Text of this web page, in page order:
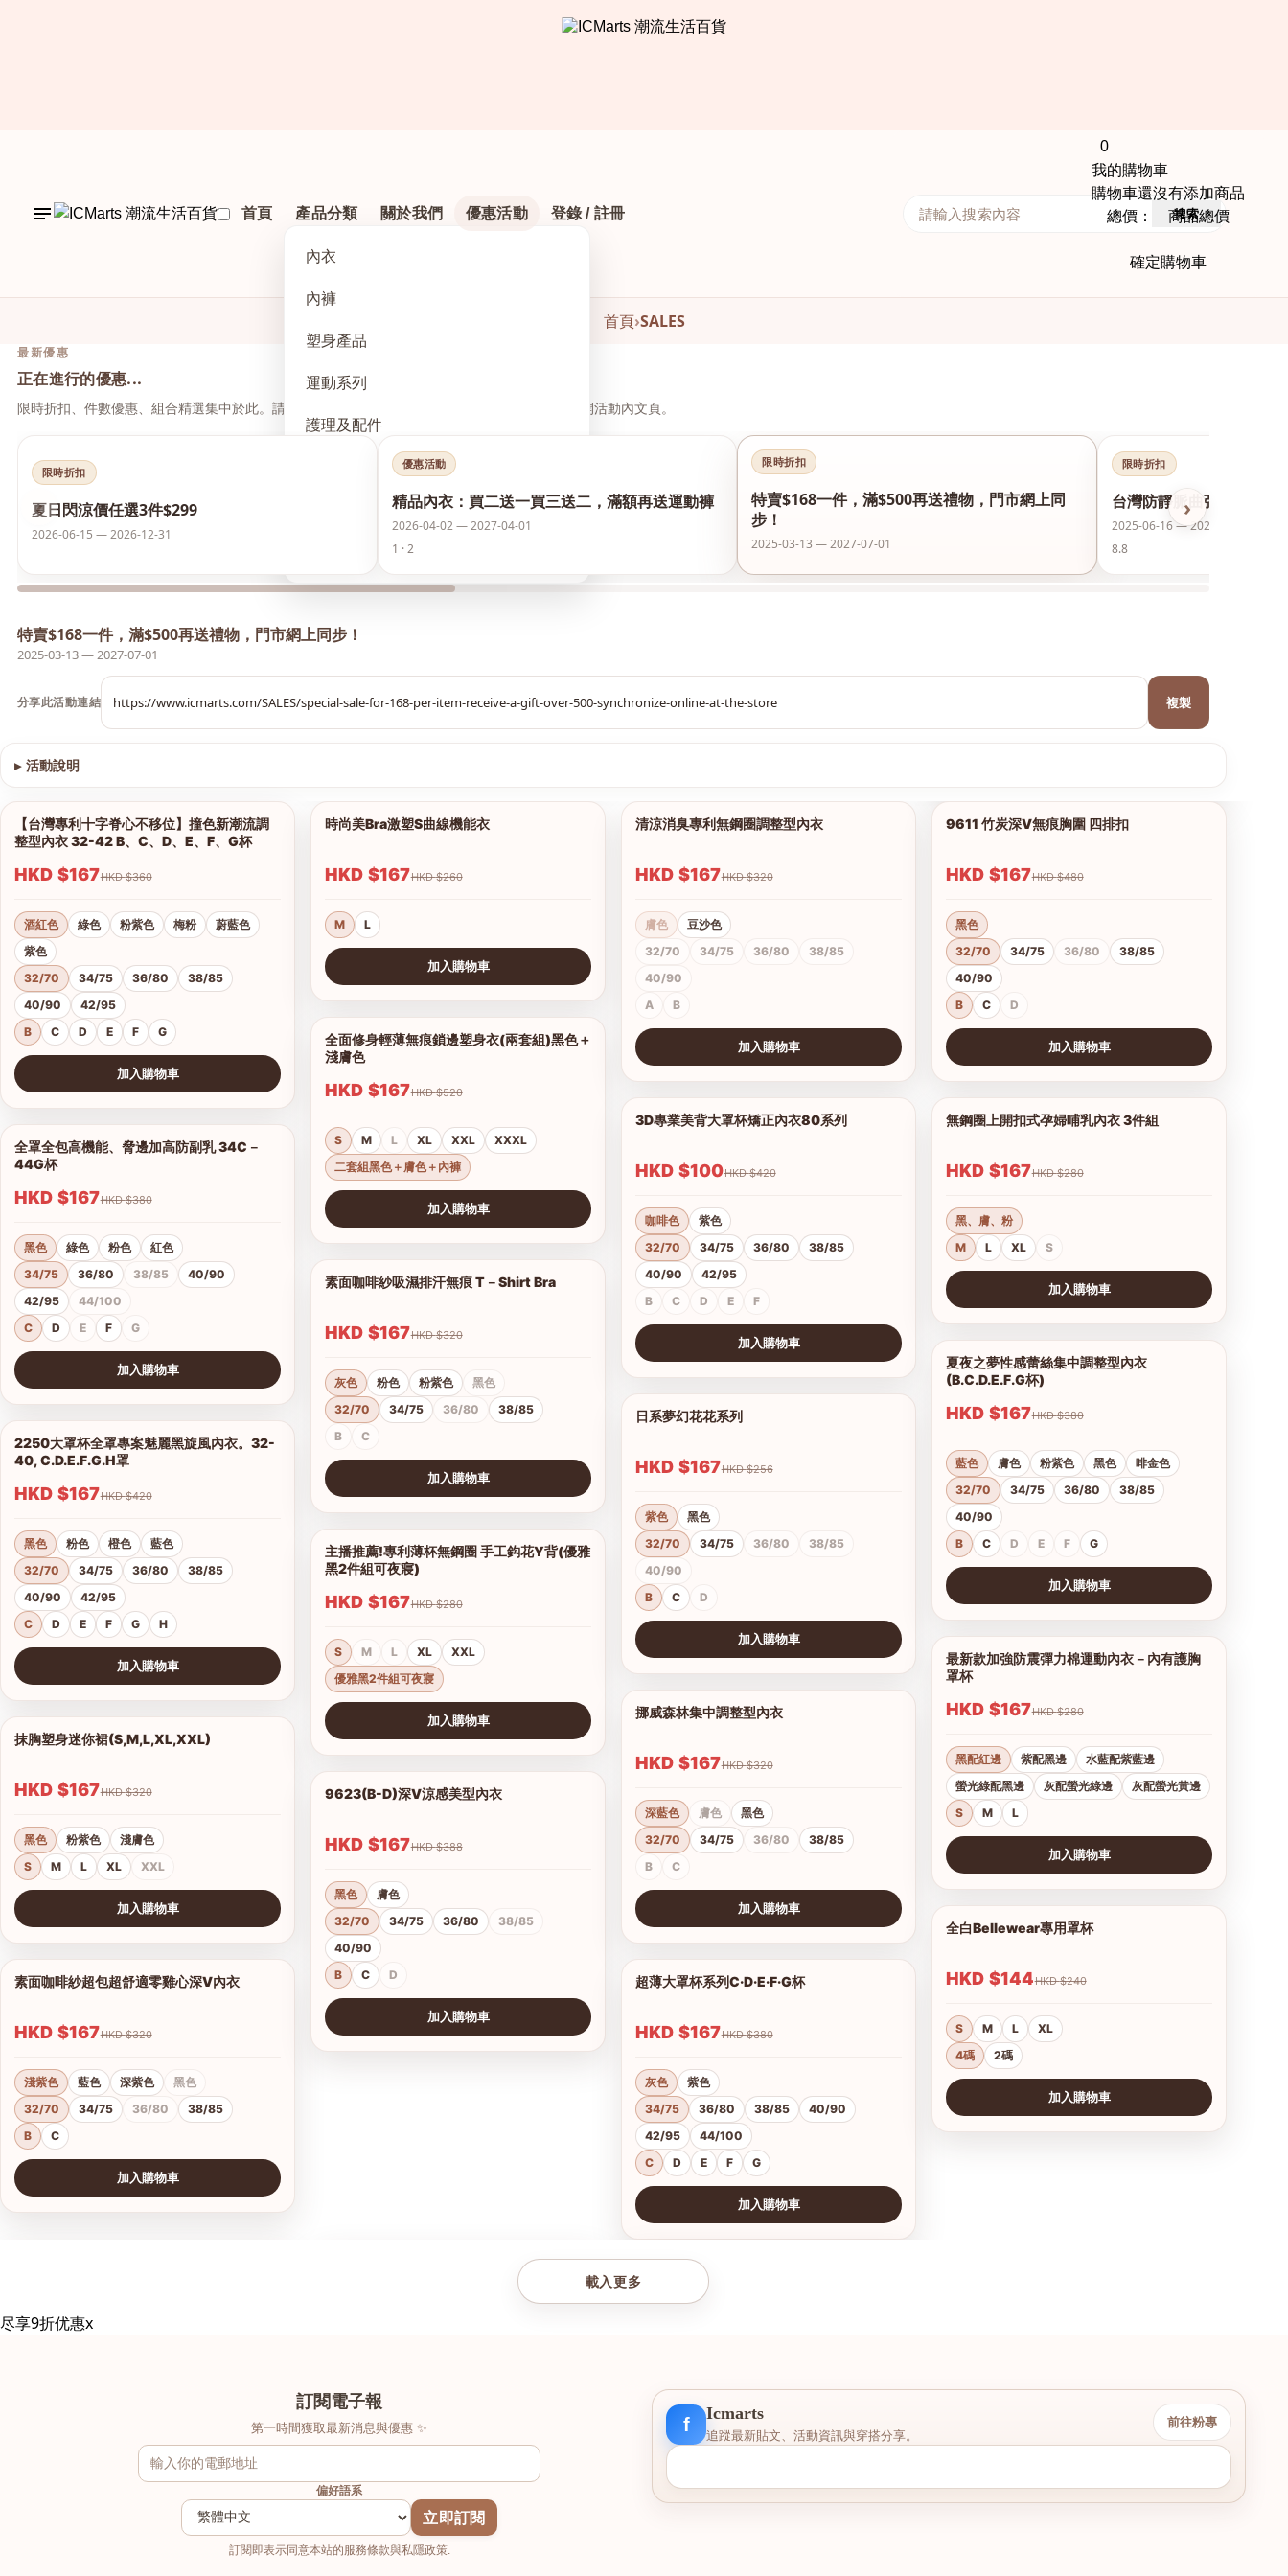
首頁 產品分類
內衣
內褲
塑身產品
運動系列
護理及配件
夏日閃涼價 任選3件$299
關於我們 優惠活動 登錄 / 註冊
0
我的購物車
購物車還沒有添加商品
總價： 商品總價
確定購物車
搜索
首頁›SALES
最新優惠
正在進行的優惠...
限時折扣、件數優惠、組合精選集中於此。請先點上方活動，再於本頁下方瀏覽與下單，無需另開活動內文頁。
‹ ›
限時折扣
夏日閃涼價任選3件$299
2026-06-15 — 2026-12-31
優惠活動
精品內衣：買二送一買三送二，滿額再送運動褲
2026-04-02 — 2027-04-01
1 · 2
限時折扣
特賣$168一件，滿$500再送禮物，門市網上同
步！
2025-03-13 — 2027-07-01
限時折扣
台灣防靜脈曲張襪保護美
2025-06-16 — 2026-12-31
8.8
特賣$168一件，滿$500再送禮物，門市網上同步！
2025-03-13 — 2027-07-01
分享此活動連結 複製
▸ 活動說明
1/12
查看圖片
【台灣專利十字脊心不移位】撞色新潮流調
整型內衣 32-42 B、C、D、E、F、G杯
HKD $167 HKD $360
酒紅色 綠色 粉紫色 梅粉
蔚藍色
紫色
32/70
34/75 36/80
38/85
40/90
42/95
B
C D E F G
加入購物車
1/5
全罩全包高機能、脅邊加高防副乳 34C－
44G杯
HKD $167 HKD $380
黑色 綠色 粉色
紅色
34/75
36/80 38/85
40/90
42/95
44/100
C
D E F G
加入購物車
1/14
2250大罩杯全罩專案魅麗黑旋風內衣。32-
40, C.D.E.F.G.H罩
HKD $167 HKD $420
黑色 粉色 橙色
藍色
32/70
34/75 36/80
38/85
40/90
42/95
C
D E F G H
加入購物車
抹胸塑身迷你裙(S,M,L,XL,XXL)
HKD $167 HKD $320
黑色 粉紫色
淺膚色
S
M L XL XXL
加入購物車
素面咖啡紗超包超舒適零雞心深V內衣
HKD $167 HKD $320
淺紫色 藍色 深紫色
黑色
32/70
34/75 36/80
38/85
B
C
加入購物車
時尚美Bra激塑S曲線機能衣
HKD $167 HKD $260
M L
加入購物車
1/10
全面修身輕薄無痕鎖邊塑身衣(兩套組)黑色＋
淺膚色
HKD $167 HKD $520
S M L XL XXL
XXXL
二套組黑色＋膚色＋內褲
加入購物車
素面咖啡紗吸濕排汗無痕 T－Shirt Bra
HKD $167 HKD $320
灰色 粉色 粉紫色
黑色
32/70
34/75 36/80
38/85
B
C
加入購物車
1/2
主播推薦!專利薄杯無鋼圈 手工鈎花Y背(優雅
黑2件組可夜寢)
HKD $167 HKD $280
S M L XL
XXL
優雅黑2件組可夜寢
加入購物車
9623(B-D)深V涼感美型內衣
HKD $167 HKD $388
黑色
膚色
32/70
34/75 36/80
38/85
40/90
B
C D
加入購物車
清涼消臭專利無鋼圈調整型內衣
HKD $167 HKD $320
膚色
豆沙色
32/70
34/75 36/80
38/85
40/90
A
B
加入購物車
3D專業美背大罩杯矯正內衣80系列
HKD $100 HKD $420
咖啡色
紫色
32/70
34/75 36/80
38/85
40/90
42/95
B
C D E F
加入購物車
日系夢幻花花系列
HKD $167 HKD $256
紫色
黑色
32/70
34/75 36/80
38/85
40/90
B
C D
加入購物車
挪威森林集中調整型內衣
HKD $167 HKD $320
深藍色 膚色
黑色
32/70
34/75 36/80
38/85
B
C
加入購物車
超薄大罩杯系列C·D·E·F·G杯
HKD $167 HKD $380
灰色
紫色
34/75
36/80 38/85
40/90
42/95
44/100
C
D E F G
加入購物車
9611 竹炭深V無痕胸圍 四排扣
HKD $167 HKD $480
黑色
32/70
34/75 36/80
38/85
40/90
B
C D
加入購物車
無鋼圈上開扣式孕婦哺乳內衣 3件組
HKD $167 HKD $280
黑、膚、粉
M
L XL S
加入購物車
夏夜之夢性感蕾絲集中調整型內衣
(B.C.D.E.F.G杯)
HKD $167 HKD $380
藍色 膚色 粉紫色 黑色
啡金色
32/70
34/75 36/80
38/85
40/90
B
C D E F G
加入購物車
1/11
最新款加強防震彈力棉運動內衣－內有護胸
罩杯
HKD $167 HKD $280
黑配紅邊 紫配黑邊
水藍配紫藍邊
螢光綠配黑邊
灰配螢光綠邊
灰配螢光黃邊
S
M L
加入購物車
全白Bellewear專用罩杯
HKD $144 HKD $240
S M L
XL
4碼
2碼
加入購物車
載入更多
尽享9折优惠x
訂閱電子報
第一時間獲取最新消息與優惠 ✨
偏好語系
立即訂閱
訂閱即表示同意本站的服務條款與私隱政策.
f
Icmarts
追蹤最新貼文、活動資訊與穿搭分享。
前往粉專